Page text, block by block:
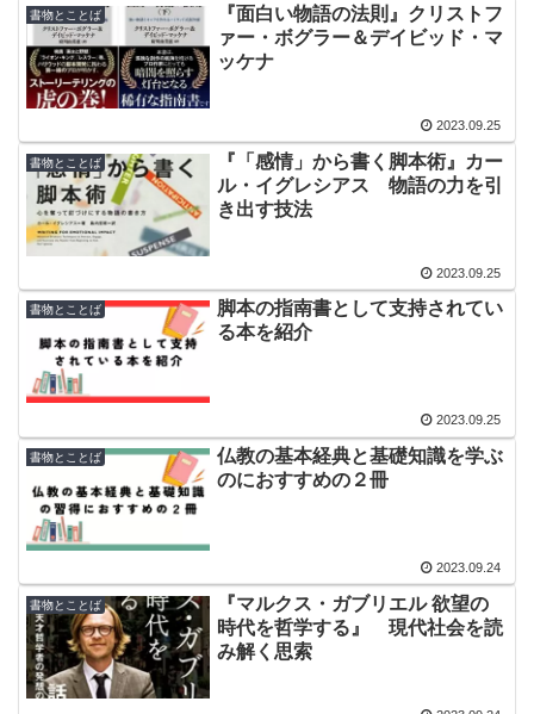
書物とことば
『面白い物語の法則』クリストフ
ァー・ボグラー＆デイビッド・マ
ッケナ
2023.09.25
書物とことば
『「感情」から書く脚本術』カー
ル・イグレシアス 物語の力を引
き出す技法
2023.09.25
書物とことば
脚本の指南書として支持されてい
る本を紹介
2023.09.25
書物とことば
仏教の基本経典と基礎知識を学ぶ
のにおすすめの２冊
2023.09.24
書物とことば
『マルクス・ガブリエル 欲望の
時代を哲学する』 現代社会を読
み解く思索